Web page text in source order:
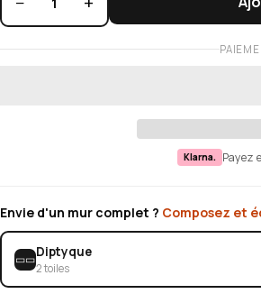
Klarna. Payez
Envie d'un mur complet ? Composez et
▭▭Diptyque
2 toiles